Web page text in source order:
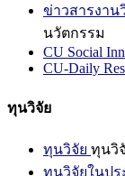
ข่าวสารงาน
นวัตกรรม
CU Social
CU-Daily
ทุนวิจัย
ทุนวิจัย ทุนวิ
ทุนวิจัยในปร